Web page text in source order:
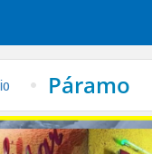
Páramo